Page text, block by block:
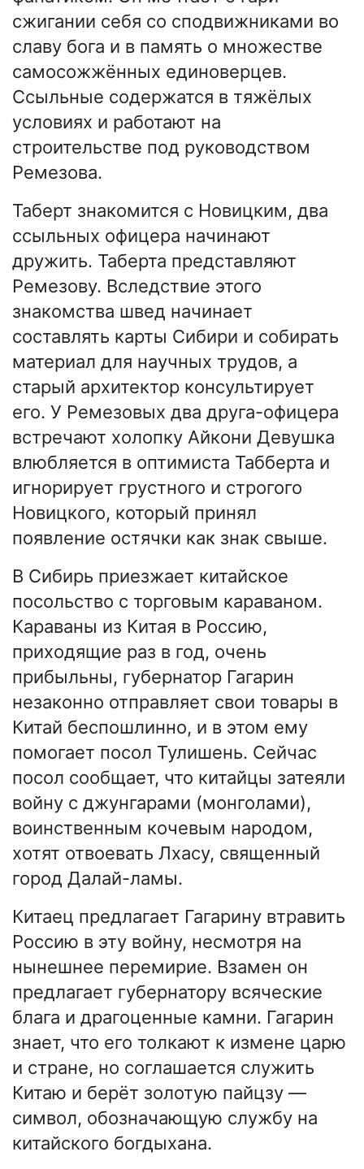
сжигании себя со сподвижниками во
славу бога и в память о множестве
самосожжённых единоверцев.
Ссыльные содержатся в тяжёлых
условиях и работают на
строительстве под руководством
Ремезова.
Таберт знакомится с Новицким, два
ссыльных офицера начинают
дружить. Таберта представляют
Ремезову. Вследствие этого
знакомства швед начинает
составлять карты Сибири и собирать
материал для научных трудов, а
старый архитектор консультирует
его. У Ремезовых два друга-офицера
встречают холопку Айкони Девушка
влюбляется в оптимиста Табберта и
игнорирует грустного и строгого
Новицкого, который принял
появление остячки как знак свыше.
В Сибирь приезжает китайское
посольство с торговым караваном.
Караваны из Китая в Россию,
приходящие раз в год, очень
прибыльны, губернатор Гагарин
незаконно отправляет свои товары в
Китай беспошлинно, и в этом ему
помогает посол Тулишень. Сейчас
посол сообщает, что китайцы затеяли
войну с джунгарами (монголами),
воинственным кочевым народом,
хотят отвоевать Лхасу, священный
город Далай-ламы.
Китаец предлагает Гагарину втравить
Россию в эту войну, несмотря на
нынешнее перемирие. Взамен он
предлагает губернатору всяческие
блага и драгоценные камни. Гагарин
знает, что его толкают к измене царю
и стране, но соглашается служить
Китаю и берёт золотую пайцзу —
символ, обозначающую службу на
китайского богдыхана.